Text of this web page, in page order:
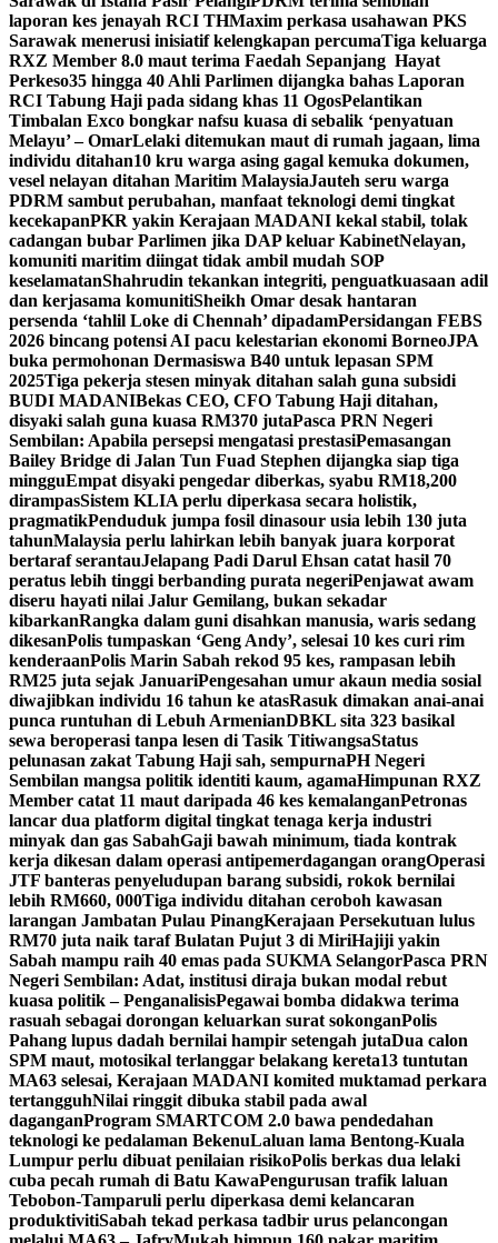
laporan kes jenayah RCI THMaxim perkasa usahawan PKS
Sarawak menerusi inisiatif kelengkapan percumaTiga keluarga
RXZ Member 8.0 maut terima Faedah Sepanjang Hayat
Perkeso35 hingga 40 Ahli Parlimen dijangka bahas Laporan
RCI Tabung Haji pada sidang khas 11 OgosPelantikan
Timbalan Exco bongkar nafsu kuasa di sebalik ‘penyatuan
Melayu’ – OmarLelaki ditemukan maut di rumah jagaan, lima
individu ditahan10 kru warga asing gagal kemuka dokumen,
vesel nelayan ditahan Maritim MalaysiaJauteh seru warga
PDRM sambut perubahan, manfaat teknologi demi tingkat
kecekapanPKR yakin Kerajaan MADANI kekal stabil, tolak
cadangan bubar Parlimen jika DAP keluar KabinetNelayan,
komuniti maritim diingat tidak ambil mudah SOP
keselamatanShahrudin tekankan integriti, penguatkuasaan adil
dan kerjasama komunitiSheikh Omar desak hantaran
persenda ‘tahlil Loke di Chennah’ dipadamPersidangan FEBS
2026 bincang potensi AI pacu kelestarian ekonomi BorneoJPA
buka permohonan Dermasiswa B40 untuk lepasan SPM
2025Tiga pekerja stesen minyak ditahan salah guna subsidi
BUDI MADANIBekas CEO, CFO Tabung Haji ditahan,
disyaki salah guna kuasa RM370 jutaPasca PRN Negeri
Sembilan: Apabila persepsi mengatasi prestasiPemasangan
Bailey Bridge di Jalan Tun Fuad Stephen dijangka siap tiga
mingguEmpat disyaki pengedar diberkas, syabu RM18,200
dirampasSistem KLIA perlu diperkasa secara holistik,
pragmatikPenduduk jumpa fosil dinasour usia lebih 130 juta
tahunMalaysia perlu lahirkan lebih banyak juara korporat
bertaraf serantauJelapang Padi Darul Ehsan catat hasil 70
peratus lebih tinggi berbanding purata negeriPenjawat awam
diseru hayati nilai Jalur Gemilang, bukan sekadar
kibarkanRangka dalam guni disahkan manusia, waris sedang
dikesanPolis tumpaskan ‘Geng Andy’, selesai 10 kes curi rim
kenderaanPolis Marin Sabah rekod 95 kes, rampasan lebih
RM25 juta sejak JanuariPengesahan umur akaun media sosial
diwajibkan individu 16 tahun ke atasRasuk dimakan anai-anai
punca runtuhan di Lebuh ArmenianDBKL sita 323 basikal
sewa beroperasi tanpa lesen di Tasik TitiwangsaStatus
pelunasan zakat Tabung Haji sah, sempurnaPH Negeri
Sembilan mangsa politik identiti kaum, agamaHimpunan RXZ
Member catat 11 maut daripada 46 kes kemalanganPetronas
lancar dua platform digital tingkat tenaga kerja industri
minyak dan gas SabahGaji bawah minimum, tiada kontrak
kerja dikesan dalam operasi antipemerdagangan orangOperasi
JTF banteras penyeludupan barang subsidi, rokok bernilai
lebih RM660, 000Tiga individu ditahan ceroboh kawasan
larangan Jambatan Pulau PinangKerajaan Persekutuan lulus
RM70 juta naik taraf Bulatan Pujut 3 di MiriHajiji yakin
Sabah mampu raih 40 emas pada SUKMA SelangorPasca PRN
Negeri Sembilan: Adat, institusi diraja bukan modal rebut
kuasa politik – PenganalisisPegawai bomba didakwa terima
rasuah sebagai dorongan keluarkan surat sokonganPolis
Pahang lupus dadah bernilai hampir setengah jutaDua calon
SPM maut, motosikal terlanggar belakang kereta13 tuntutan
MA63 selesai, Kerajaan MADANI komited muktamad perkara
tertangguhNilai ringgit dibuka stabil pada awal
daganganProgram SMARTCOM 2.0 bawa pendedahan
teknologi ke pedalaman BekenuLaluan lama Bentong-Kuala
Lumpur perlu dibuat penilaian risikoPolis berkas dua lelaki
cuba pecah rumah di Batu KawaPengurusan trafik laluan
Tebobon-Tamparuli perlu diperkasa demi kelancaran
produktivitiSabah tekad perkasa tadbir urus pelancongan